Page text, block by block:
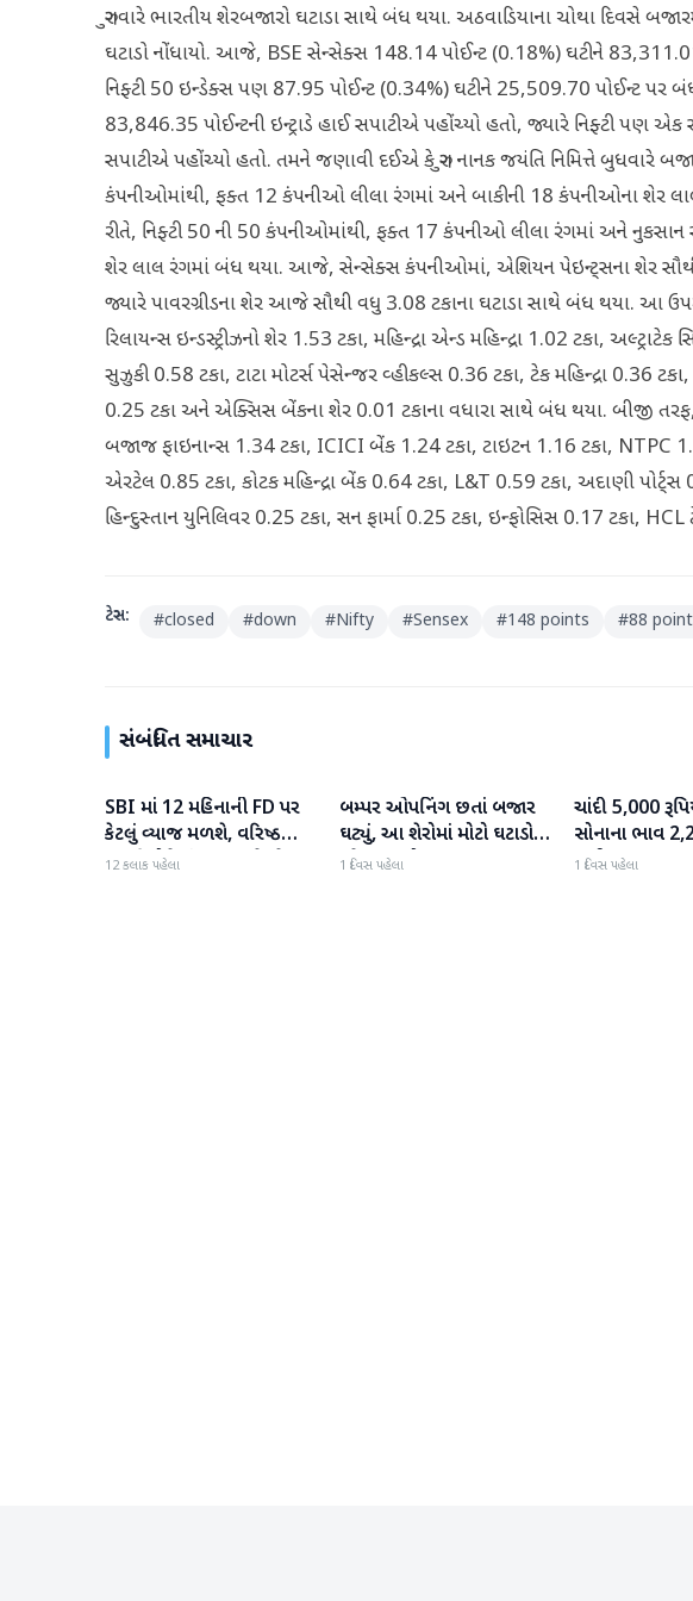
ગુરુવારે ભારતીય શેરબજારો ઘટાડા સાથે બંધ થયા. અઠવાડિયાના ચોથા દિવસે
ઘટાડો નોંધાયો. આજે, BSE સેન્સેક્સ 148.14 પોઈન્ટ (0.18%) ઘટીને
નિફ્ટી 50 ઇન્ડેક્સ પણ 87.95 પોઈન્ટ (0.34%) ઘટીને 25,509.70 પોઈન્ટ પર
83,846.35 પોઈન્ટની ઇન્ટ્રાડે હાઈ સપાટીએ પહોંચ્યો હતો, જ્યારે નિફ્ટી પણ એક
સપાટીએ પહોંચ્યો હતો. તમને જણાવી દઈએ કે ગુરુ નાનક જયંતિ નિમિત્તે બુધવારે
કંપનીઓમાંથી, ફક્ત 12 કંપનીઓ લીલા રંગમાં અને બાકીની 18 કંપનીઓના શેર
રીતે, નિફ્ટી 50 ની 50 કંપનીઓમાંથી, ફક્ત 17 કંપનીઓ લીલા રંગમાં અને
શેર લાલ રંગમાં બંધ થયા. આજે, સેન્સેક્સ કંપનીઓમાં, એશિયન પેઇન્ટ્સના શેર
જ્યારે પાવરગ્રીડના શેર આજે સૌથી વધુ 3.08 ટકાના ઘટાડા સાથે બંધ થયા. આ
રિલાયન્સ ઇન્ડસ્ટ્રીઝનો શેર 1.53 ટકા, મહિન્દ્રા એન્ડ મહિન્દ્રા 1.02 ટકા,
સુઝુકી 0.58 ટકા, ટાટા મોટર્સ પેસેન્જર વ્હીકલ્સ 0.36 ટકા, ટેક મહિન્દ્રા 0.36
0.25 ટકા અને એક્સિસ બેંકના શેર 0.01 ટકાના વધારા સાથે બંધ થયા. બીજી
બજાજ ફાઇનાન્સ 1.34 ટકા, ICICI બેંક 1.24 ટકા, ટાઇટન 1.16 ટકા, NTPC
એરટેલ 0.85 ટકા, કોટક મહિન્દ્રા બેંક 0.64 ટકા, L&T 0.59 ટકા, અદાણી
હિન્દુસ્તાન યુનિલિવર 0.25 ટકા, સન ફાર્મા 0.25 ટકા, ઇન્ફોસિસ 0.17 ટકા,
ટેગ્સ: #closed #down #Nifty #Sensex #148 points #88
સંબંધિત સમાચાર
બિઝનેસ
SBI માં 12 મહિનાની FD પર
કેટલું વ્યાજ મળશે, વરિષ્ઠ
નાગરિકોને શું લાભ મળે છે?
12 કલાક પહેલા
બિઝનેસ
બમ્પર ઓપનિંગ છતાં બજાર
ઘટ્યું, આ શેરોમાં મોટો ઘટાડો
જોવા મળ્યો
1 દિવસ પહેલા
બિઝનેસ
ચાંદી 5,000
સોનાના ભાવ
સુધી વધ્યા
1 દિવસ પહેલા